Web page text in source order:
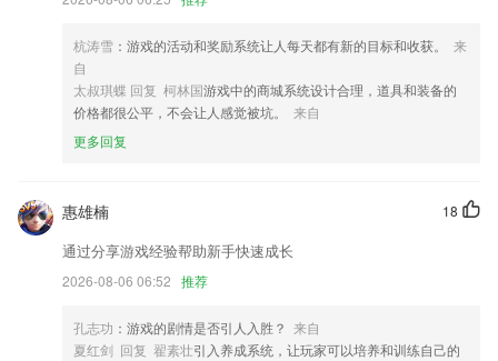
优化了一些你们没发现的体验
我的积分新增抽奖功能，快去抽奖吧！
以上就是彩神15的介绍，如果您喜欢这款软件，您可以到应用商店进行
打分评论，说出您的使用经历，以帮助我们更好的对产品进行优化修改。
杭涛雪 ：游戏的活动和奖励系统让人每天都有新的目标和收获。
来
自
太叔琪蝶 回复 柯林国游戏中的商城系统设计合理，道具和装备的
价格都很公平，不会让人感觉被坑。
来自
更多回复
18
惠雄楠
通过分享游戏经验帮助新手快速成长
2026-08-06 06:52 推荐
孔志功 ：游戏的剧情是否引人入胜？ 来自
夏红剑 回复 翟素壮引入养成系统，让玩家可以培养和训练自己的